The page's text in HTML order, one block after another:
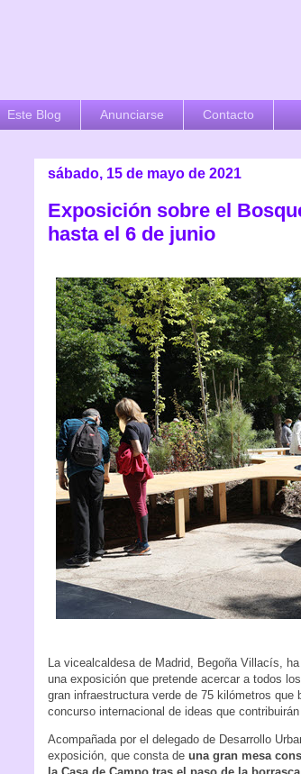
Este Blog Anunciarse Contacto
sábado, 15 de mayo de 2021
Exposición sobre el
hasta el 6 de junio
La vicealcaldesa de Madrid, Begoña Villacís,
una exposición que pretende acercar a todos
gran infraestructura verde de 75 kilómetros que
concurso internacional de ideas que contribuirán
Acompañada por el delegado de Desarrollo
exposición, que consta de una gran mesa